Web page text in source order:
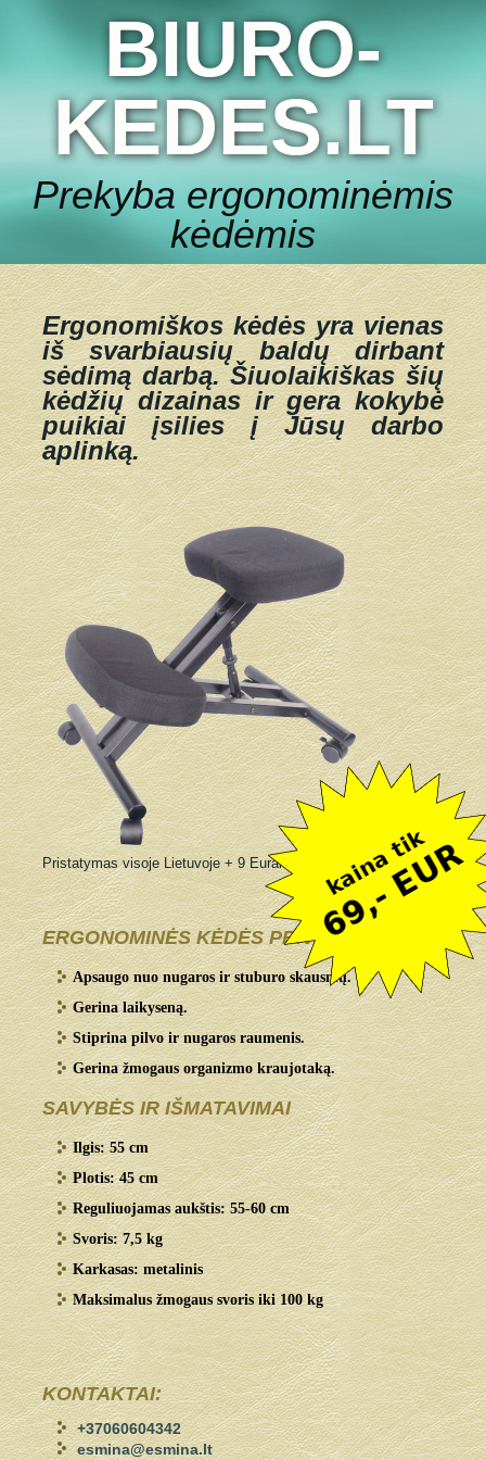
BIURO-
KEDES.LT
Prekyba ergonominėmis
kėdėmis
Ergonomiškos kėdės yra vienas
iš svarbiausių baldų dirbant
sėdimą darbą.Šiuolaikiškas šių
kėdžių dizainas ir gera kokybė
puikiai įsilies į Jūsų darbo
aplinką.
Pristatymas visoje Lietuvoje + 9 Eurai
ERGONOMINĖS KĖDĖS PRIVALUMAI:
Apsaugo nuo nugaros ir stuburo skausmų.
Gerina laikyseną.
Stiprina pilvo ir nugaros raumenis.
Gerina žmogaus organizmo kraujotaką.
SAVYBĖS IR IŠMATAVIMAI
Ilgis: 55 cm
Plotis: 45 cm
Reguliuojamas aukštis: 55-60 cm
Svoris: 7,5 kg
Karkasas: metalinis
Maksimalus žmogaus svoris iki 100 kg
KONTAKTAI:
+37060604342
esmina@esmina.lt